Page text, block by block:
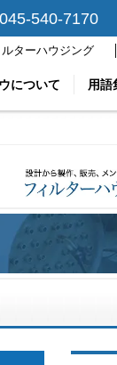
045-540-7170
ルターハウジング
について 用語